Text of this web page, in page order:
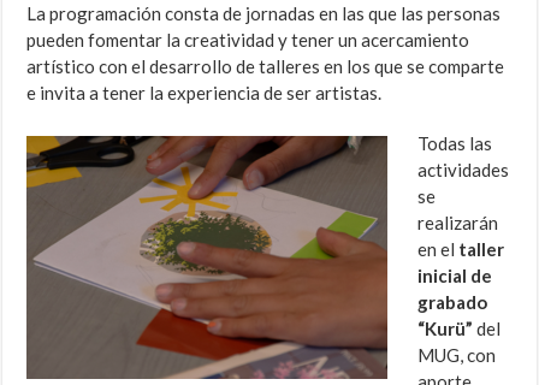
La programación consta de jornadas en las que las personas
pueden fomentar la creatividad y tener un acercamiento
artístico con el desarrollo de talleres en los que se comparte
e invita a tener la experiencia de ser artistas.
Todas las
actividades
se
realizarán
en el taller
inicial de
grabado
“Kurü” del
MUG, con